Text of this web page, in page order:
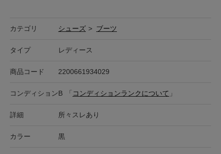
カテゴリ シューズ > ブーツ
タイプ レディース
商品コード 2200661934029
コンディションB 「 コンディションランクについて 」
詳細 所々スレあり
カラー 黒